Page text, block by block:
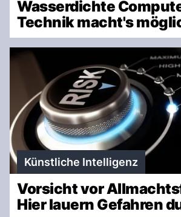
Wasserdichte
Technik macht's
Künstliche Intelligenz
Vorsicht vor
Hier lauern Gefahren